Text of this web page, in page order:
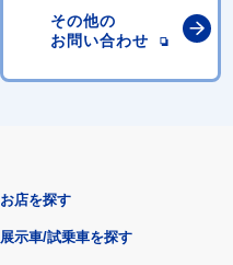
その他の
お問い合わせ
お店を探す
展示車/試乗車を探す